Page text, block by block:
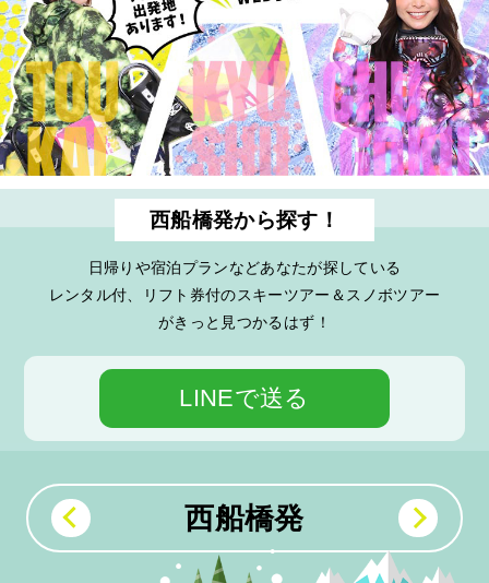
西船橋発から探す！
日帰りや宿泊プランなどあなたが探している
レンタル付、リフト券付のスキーツアー＆スノボツアー
がきっと見つかるはず！
LINEで送る
西船橋発